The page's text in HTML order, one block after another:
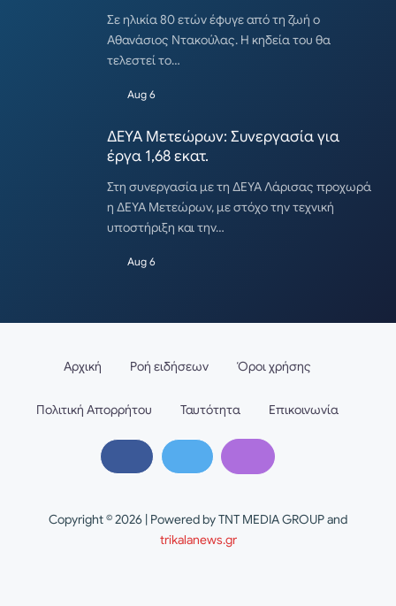
Σε ηλικία 80 ετών έφυγε από τη ζωή ο
Αθανάσιος Ντακούλας. Η κηδεία του θα
τελεστεί το…
Aug 6
ΔΕΥΑ Μετεώρων: Συνεργασία για
έργα 1,68 εκατ.
Στη συνεργασία με τη ΔΕΥΑ Λάρισας προχωρά
η ΔΕΥΑ Μετεώρων, με στόχο την τεχνική
υποστήριξη και την…
Aug 6
Copyright © 2026 | Powered by TNT MEDIA GROUP and
trikalanews.gr
Αρχική Ροή ειδήσεων Όροι χρήσης
Πολιτική Απορρήτου Ταυτότητα Επικοινωνία